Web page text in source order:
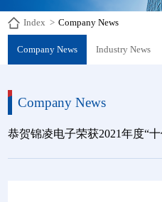
Index > Company News
Company News Industry News
Company News
恭贺锦凌电子荣获2021年度“